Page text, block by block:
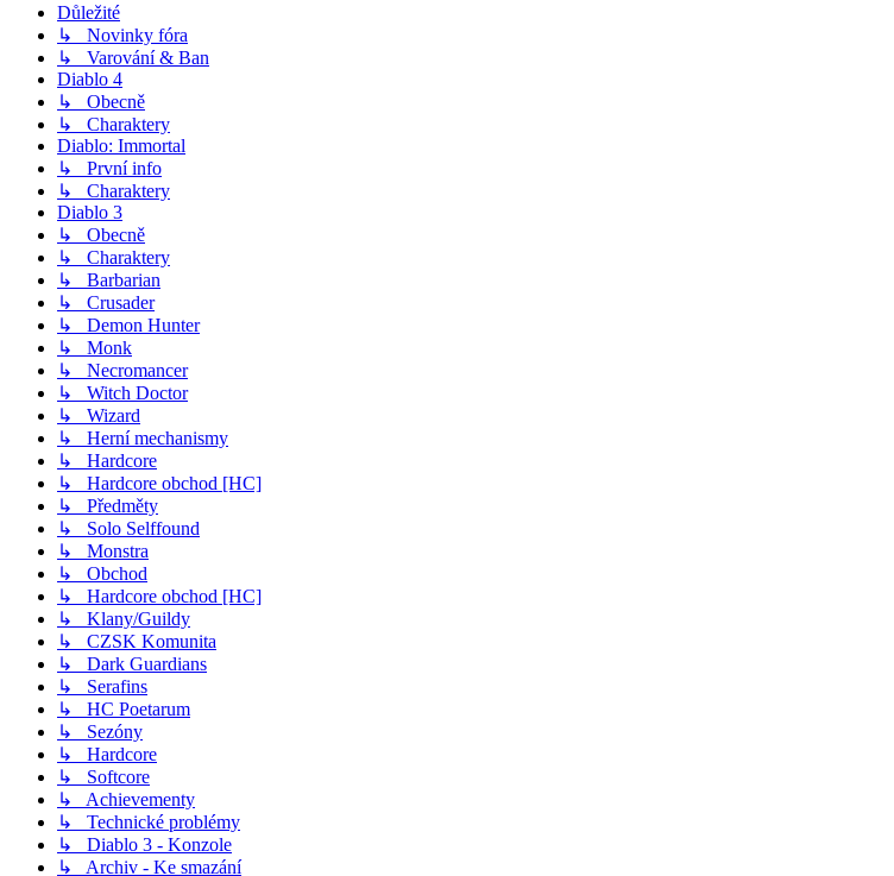
Důležité
↳ Novinky fóra
↳ Varování & Ban
Diablo 4
↳ Obecně
↳ Charaktery
Diablo: Immortal
↳ První info
↳ Charaktery
Diablo 3
↳ Obecně
↳ Charaktery
↳ Barbarian
↳ Crusader
↳ Demon Hunter
↳ Monk
↳ Necromancer
↳ Witch Doctor
↳ Wizard
↳ Herní mechanismy
↳ Hardcore
↳ Hardcore obchod [HC]
↳ Předměty
↳ Solo Selffound
↳ Monstra
↳ Obchod
↳ Hardcore obchod [HC]
↳ Klany/Guildy
↳ CZSK Komunita
↳ Dark Guardians
↳ Serafins
↳ HC Poetarum
↳ Sezóny
↳ Hardcore
↳ Softcore
↳ Achievementy
↳ Technické problémy
↳ Diablo 3 - Konzole
↳ Archiv - Ke smazání